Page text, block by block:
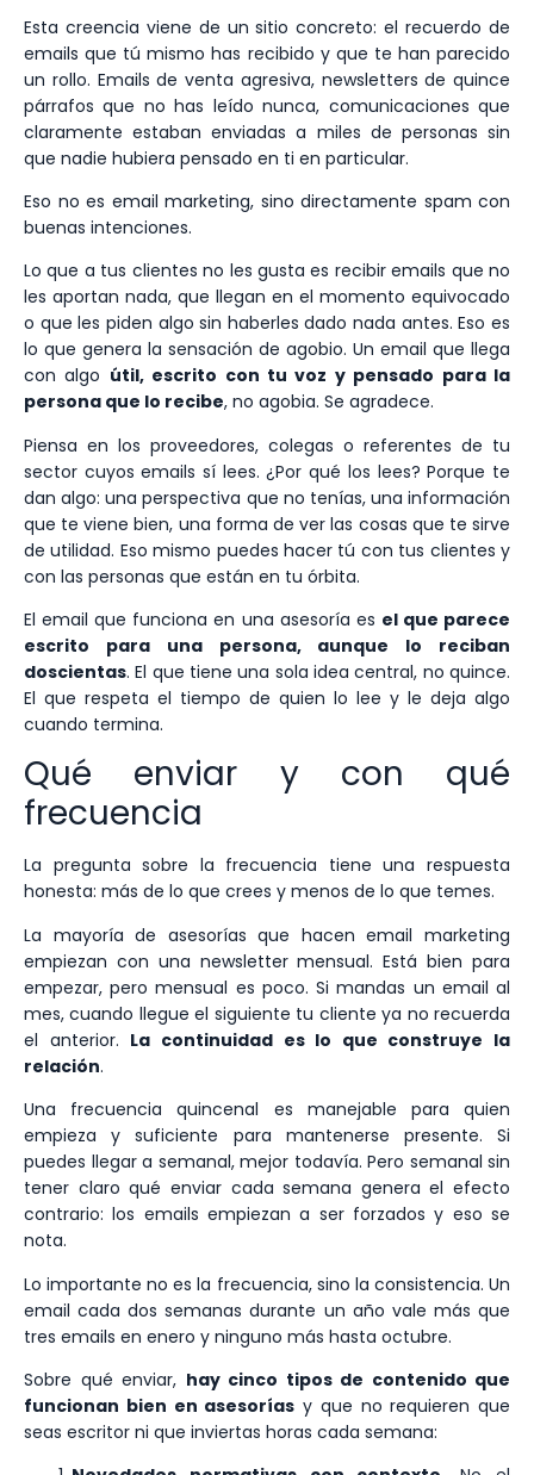
Esta creencia viene de un sitio concreto: el recuerdo de
emails que tú mismo has recibido y que te han parecido
un rollo. Emails de venta agresiva, newsletters de quince
párrafos que no has leído nunca, comunicaciones que
claramente estaban enviadas a miles de personas sin
que nadie hubiera pensado en ti en particular.
Eso no es email marketing, sino directamente spam con
buenas intenciones.
Lo que a tus clientes no les gusta es recibir emails que no
les aportan nada, que llegan en el momento equivocado
o que les piden algo sin haberles dado nada antes. Eso es
lo que genera la sensación de agobio. Un email que llega
con algo útil, escrito con tu voz y pensado para la
persona que lo recibe, no agobia. Se agradece.
Piensa en los proveedores, colegas o referentes de tu
sector cuyos emails sí lees. ¿Por qué los lees? Porque te
dan algo: una perspectiva que no tenías, una información
que te viene bien, una forma de ver las cosas que te sirve
de utilidad. Eso mismo puedes hacer tú con tus clientes y
con las personas que están en tu órbita.
El email que funciona en una asesoría es el que parece
escrito para una persona, aunque lo reciban
doscientas. El que tiene una sola idea central, no quince.
El que respeta el tiempo de quien lo lee y le deja algo
cuando termina.
Qué enviar y con qué
frecuencia
La pregunta sobre la frecuencia tiene una respuesta
honesta: más de lo que crees y menos de lo que temes.
La mayoría de asesorías que hacen email marketing
empiezan con una newsletter mensual. Está bien para
empezar, pero mensual es poco. Si mandas un email al
mes, cuando llegue el siguiente tu cliente ya no recuerda
el anterior. La continuidad es lo que construye la
relación.
Una frecuencia quincenal es manejable para quien
empieza y suficiente para mantenerse presente. Si
puedes llegar a semanal, mejor todavía. Pero semanal sin
tener claro qué enviar cada semana genera el efecto
contrario: los emails empiezan a ser forzados y eso se
nota.
Lo importante no es la frecuencia, sino la consistencia. Un
email cada dos semanas durante un año vale más que
tres emails en enero y ninguno más hasta octubre.
Sobre qué enviar, hay cinco tipos de contenido que
funcionan bien en asesorías y que no requieren que
seas escritor ni que inviertas horas cada semana: